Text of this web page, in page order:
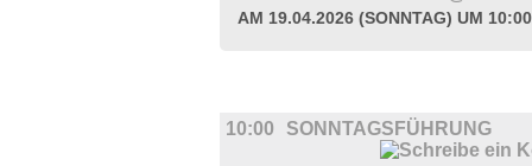
AM 19.04.2026 (SONNTAG) UM
10:00 SONNTAGSFÜHRUNG